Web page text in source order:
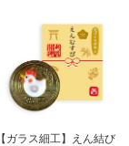
【ガラス細工】えん結び